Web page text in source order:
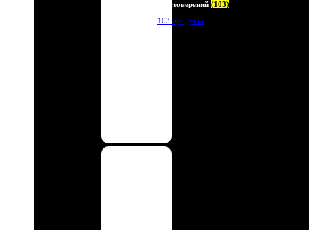
удостоверений (103)
103 продукта